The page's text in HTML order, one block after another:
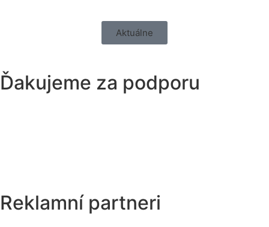
Aktuálne
Ďakujeme za podporu
Reklamní partneri